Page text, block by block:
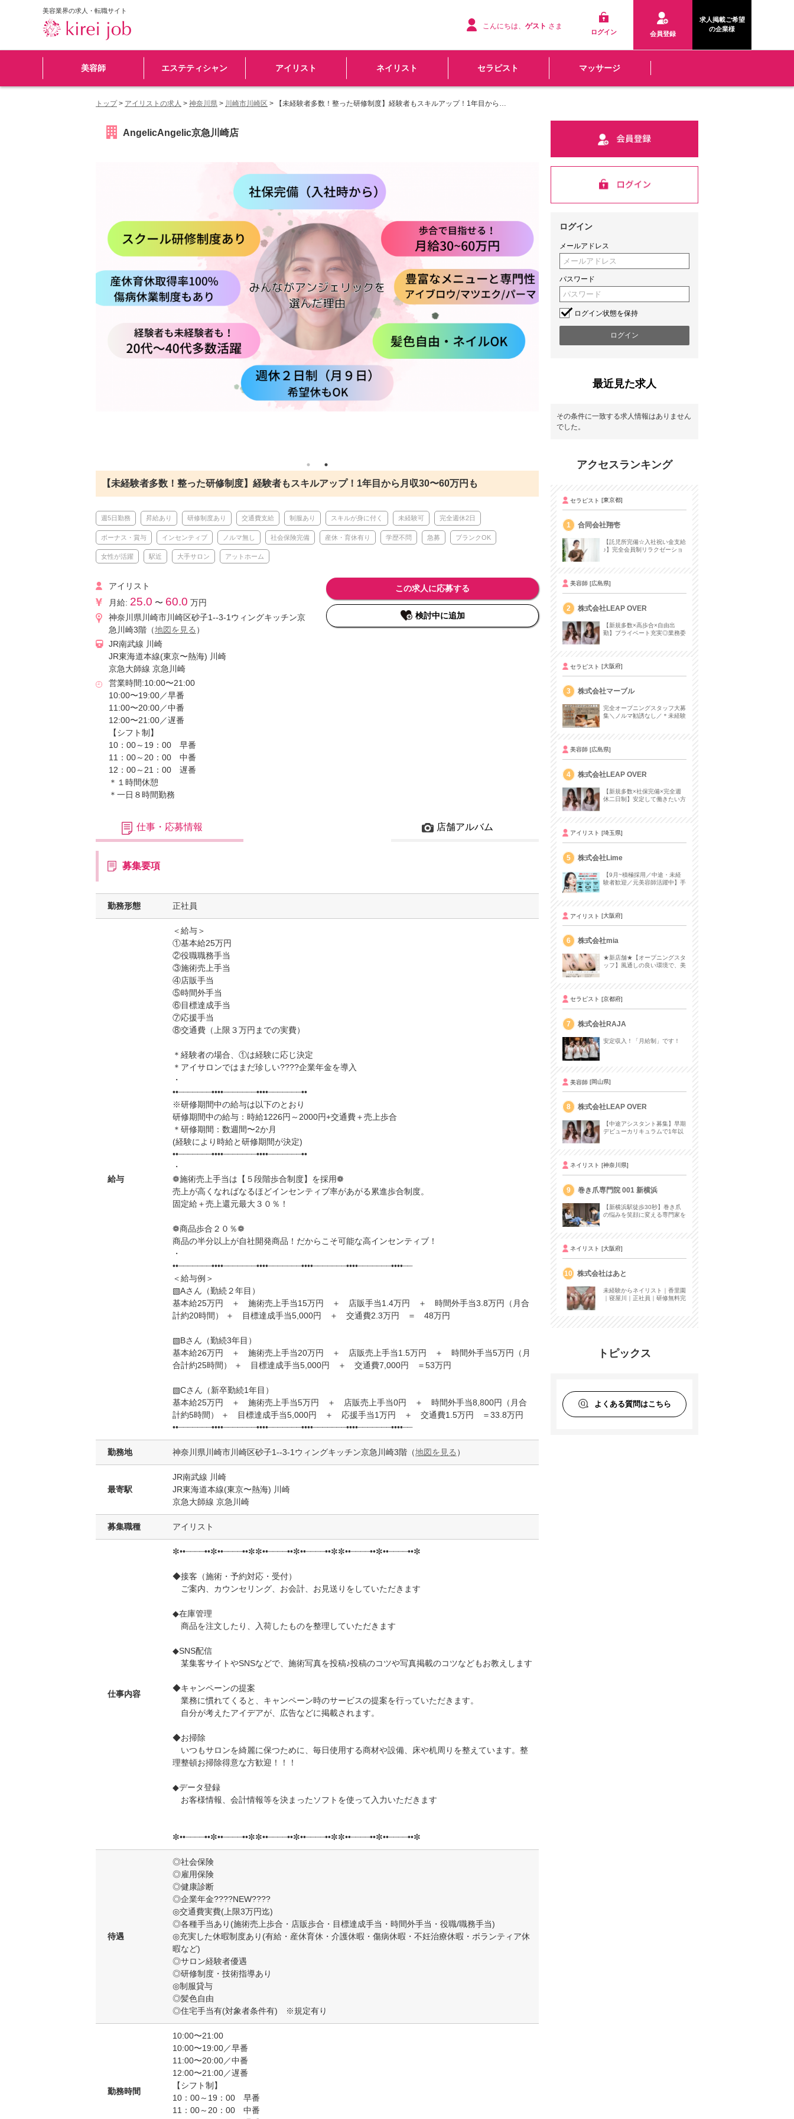
美容業界の求人・転職サイト
こんにちは、 ゲスト さま
ログイン 会員登録
求人掲載ご希望
の企業様
美容師 エステティシャン アイリスト ネイリスト セラピスト マッサージ
トップ> アイリストの求人 > 神奈川県 > 川崎市川崎区 > 【未経験者多数！整った研修制度】経験者もスキルアップ！1年目から…
AngelicAngelic京急川崎店
【未経験者多数！整った研修制度】経験者もスキルアップ！1年目から月収30〜60万円も
週5日勤務 昇給あり 研修制度あり 交通費支給 制服あり スキルが身に付く 未経験可 完全週休2日
ボーナス・賞与 インセンティブ ノルマ無し 社会保険完備 産休・育休有り 学歴不問 急募 ブランクOK
女性が活躍 駅近 大手サロン アットホーム
アイリスト
月給: 25.0 〜 60.0 万円
神奈川県川崎市川崎区砂子1--3-1ウィングキッチン京
急川崎3階（地図を見る ）
JR南武線 川崎
JR東海道本線(東京〜熱海) 川崎
京急大師線 京急川崎
営業時間:10:00〜21:00
10:00〜19:00／早番
11:00〜20:00／中番
12:00〜21:00／遅番
【シフト制】
10：00～19：00 早番
11：00～20：00 中番
12：00～21：00 遅番
＊１時間休憩
＊一日８時間勤務
この求人に応募する
検討中に追加
仕事・応募情報 店舗アルバム
募集要項
勤務形態 正社員
給与
＜給与＞
①基本給25万円
②役職職務手当
③施術売上手当
④店販手当
⑤時間外手当
⑥目標達成手当
⑦応援手当
⑧交通費（上限３万円までの実費）
＊経験者の場合、①は経験に応じ決定
＊アイサロンではまだ珍しい????企業年金を導入
・
••┈┈┈┈┈┈┈••••┈┈┈┈┈┈┈••••┈┈┈┈┈┈┈••
※研修期間中の給与は以下のとおり
研修期間中の給与：時給1226円～2000円+交通費＋売上歩合
＊研修期間：数週間〜2か月
(経験により時給と研修期間が決定)
••┈┈┈┈┈┈┈••••┈┈┈┈┈┈┈••••┈┈┈┈┈┈┈••
・
❁施術売上手当は【５段階歩合制度】を採用❁
売上が高くなればなるほどインセンティブ率があがる累進歩合制度。
固定給＋売上還元最大３０％！
❁商品歩合２０％❁
商品の半分以上が自社開発商品！だからこそ可能な高インセンティブ！
・
••┈┈┈┈┈┈┈••••┈┈┈┈┈┈┈••••┈┈┈┈┈┈┈••••┈┈┈┈┈┈┈••••┈┈┈┈┈┈┈••••┈┈
＜給与例＞
▧Aさん（勤続２年目）
基本給25万円 ＋ 施術売上手当15万円 ＋ 店販手当1.4万円 ＋ 時間外手当3.8万円（月合
計約20時間） ＋ 目標達成手当5,000円 ＋ 交通費2.3万円 ＝ 48万円
▧Bさん（勤続3年目）
基本給26万円 ＋ 施術売上手当20万円 ＋ 店販売上手当1.5万円 ＋ 時間外手当5万円（月
合計約25時間） ＋ 目標達成手当5,000円 ＋ 交通費7,000円 ＝53万円
▧Cさん（新卒勤続1年目）
基本給25万円 ＋ 施術売上手当5万円 ＋ 店販売上手当0円 ＋ 時間外手当8,800円（月合
計約5時間） ＋ 目標達成手当5,000円 ＋ 応援手当1万円 ＋ 交通費1.5万円 ＝33.8万円
••┈┈┈┈┈┈┈••••┈┈┈┈┈┈┈••••┈┈┈┈┈┈┈••••┈┈┈┈┈┈┈••••┈┈┈┈┈┈┈••••┈┈
勤務地 神奈川県川崎市川崎区砂子1--3-1ウィングキッチン京急川崎3階（地図を見る ）
最寄駅
JR南武線 川崎
JR東海道本線(東京〜熱海) 川崎
京急大師線 京急川崎
募集職種 アイリスト
仕事内容
✼••┈┈┈┈••✼••┈┈┈┈••✼✼••┈┈┈┈••✼••┈┈┈┈••✼✼••┈┈┈┈••✼••┈┈┈┈••✼
◆接客（施術・予約対応・受付）
ご案内、カウンセリング、お会計、お見送りをしていただきます
◆在庫管理
商品を注文したり、入荷したものを整理していただきます
◆SNS配信
某集客サイトやSNSなどで、施術写真を投稿♪投稿のコツや写真掲載のコツなどもお教えします
◆キャンペーンの提案
業務に慣れてくると、キャンペーン時のサービスの提案を行っていただきます。
自分が考えたアイデアが、広告などに掲載されます。
◆お掃除
いつもサロンを綺麗に保つために、毎日使用する商材や設備、床や机周りを整えています。整
理整頓お掃除得意な方歓迎！！！
◆データ登録
お客様情報、会計情報等を決まったソフトを使って入力いただきます
✼••┈┈┈┈••✼••┈┈┈┈••✼✼••┈┈┈┈••✼••┈┈┈┈••✼✼••┈┈┈┈••✼••┈┈┈┈••✼
待遇
◎社会保険
◎雇用保険
◎健康診断
◎企業年金????NEW????
◎交通費実費(上限3万円迄)
◎各種手当あり(施術売上歩合・店販歩合・目標達成手当・時間外手当・役職/職務手当)
◎充実した休暇制度あり(有給・産休育休・介護休暇・傷病休暇・不妊治療休暇・ボランティア休
暇など)
◎サロン経験者優遇
◎研修制度・技術指導あり
◎制服貸与
◎髪色自由
◎住宅手当有(対象者条件有) ※規定有り
勤務時間
10:00〜21:00
10:00〜19:00／早番
11:00〜20:00／中番
12:00〜21:00／遅番
【シフト制】
10：00～19：00 早番
11：00～20：00 中番
ログイン
メールアドレス
パスワード
ログイン状態を保持
最近見た求人
その条件に一致する求人情報はありません
でした。
アクセスランキング
セラピスト [東京都]
1 合同会社翔壱
【託児所完備☆入社祝い金支給
♪】完全会員制リラクゼーショ
美容師 [広島県]
2 株式会社LEAP OVER
【新規多数×高歩合×自由出
勤】プライベート充実◎業務委
セラピスト [大阪府]
3 株式会社マーブル
完全オープニングスタッフ大募
集＼ノルマ勧誘なし／＊未経験
美容師 [広島県]
4 株式会社LEAP OVER
【新規多数×社保完備×完全週
休二日制】安定して働きたい方
アイリスト [埼玉県]
5 株式会社Lime
【9月~積極採用／中途・未経
験者歓迎／元美容師活躍中】手
アイリスト [大阪府]
6 株式会社mia
★新店舗★【オープニングスタ
ッフ】風通しの良い環境で、美
セラピスト [京都府]
7 株式会社RAJA
安定収入！「月給制」です！
美容師 [岡山県]
8 株式会社LEAP OVER
【中途アシスタント募集】早期
デビューカリキュラムで1年以
ネイリスト [神奈川県]
9 巻き爪専門院 001 新横浜
【新横浜駅徒歩30秒】巻き爪
の悩みを笑顔に変える専門家を
ネイリスト [大阪府]
10 株式会社はあと
未経験からネイリスト｜香里園
｜寝屋川｜正社員｜研修無料完
トピックス
よくある質問はこちら